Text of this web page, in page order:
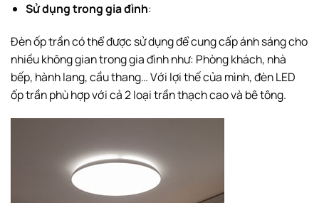
Sử dụng trong gia đình:
Đèn ốp trần có thể được sử dụng để cung cấp ánh sáng cho
nhiều không gian trong gia đình như: Phòng khách, nhà
bếp, hành lang, cầu thang… Với lợi thế của mình, đèn LED
ốp trần phù hợp với cả 2 loại trần thạch cao và bê tông.